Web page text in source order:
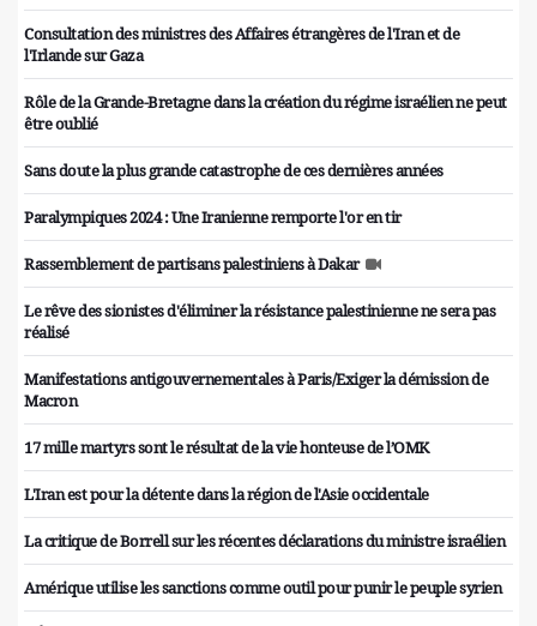
Consultation des ministres des Affaires étrangères de l'Iran et de
l'Irlande sur Gaza
Rôle de la Grande-Bretagne dans la création du régime israélien ne peut
être oublié
Sans doute la plus grande catastrophe de ces dernières années
Paralympiques 2024 : Une Iranienne remporte l'or en tir
Rassemblement de partisans palestiniens à Dakar
Le rêve des sionistes d'éliminer la résistance palestinienne ne sera pas
réalisé
Manifestations antigouvernementales à Paris/Exiger la démission de
Macron
17 mille martyrs sont le résultat de la vie honteuse de l’OMK
L'Iran est pour la détente dans la région de l'Asie occidentale
La critique de Borrell sur les récentes déclarations du ministre israélien
Amérique utilise les sanctions comme outil pour punir le peuple syrien